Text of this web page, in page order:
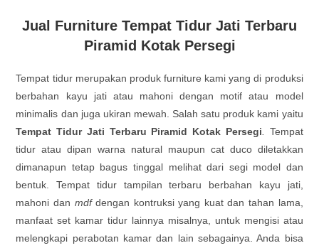
Jual Furniture Tempat Tidur Jati Terbaru
Piramid Kotak Persegi
Tempat tidur merupakan produk furniture kami yang di produksi
berbahan kayu jati atau mahoni dengan motif atau model
minimalis dan juga ukiran mewah. Salah satu produk kami yaitu
Tempat Tidur Jati Terbaru Piramid Kotak Persegi
Tempat
tidur atau dipan warna natural maupun cat duco diletakkan
dimanapun tetap bagus tinggal melihat dari segi model dan
bentuk. Tempat tidur tampilan terbaru berbahan kayu jati,
mahoni dan mdfdengan kontruksi yang kuat dan tahan lama,
manfaat set kamar tidur lainnya misalnya, untuk mengisi atau
melengkapi perabotan kamar dan lain sebagainya. Anda bisa